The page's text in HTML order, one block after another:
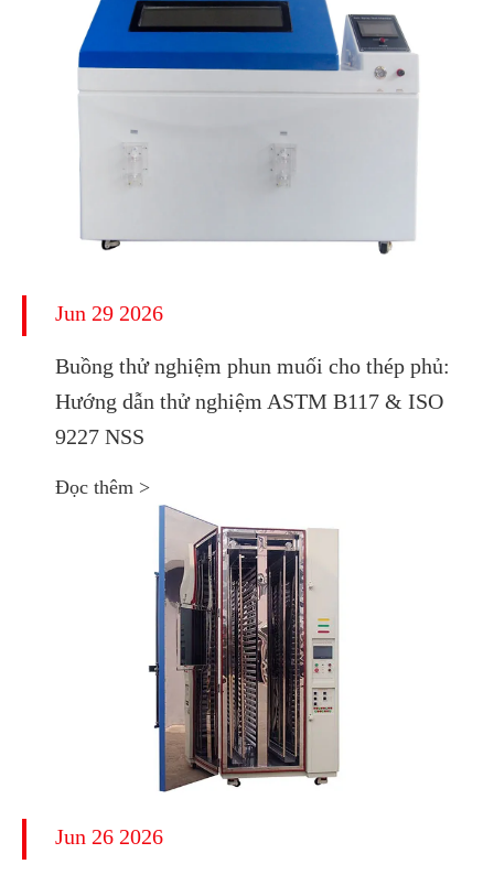
Jun 29 2026
Buồng thử nghiệm phun muối cho thép phủ:
Hướng dẫn thử nghiệm ASTM B117 & ISO
9227 NSS
Đọc thêm >
Jun 26 2026